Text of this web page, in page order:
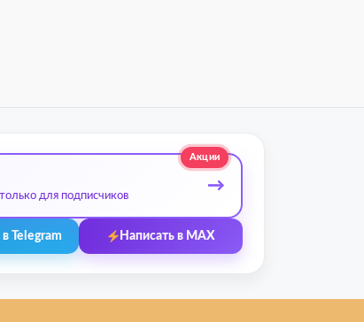
Акции
для подписчиков
→
Telegram Написать в MAX